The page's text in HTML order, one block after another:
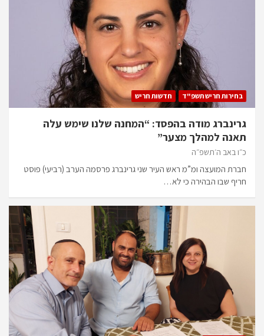
בחירות חריש תשפ"ד חדשות חריש
גרינברג מודה בהפסד: “המחנה שלנו שימש עלה
תאנה למהלך מצער”
כ״ו באב ה׳תשפ״ה
חברת המועצה ומ”מ ראש העיר שני גרינברג פרסמה הערב (רביעי) פוסט
חריף שבו הבהירה כי לא…